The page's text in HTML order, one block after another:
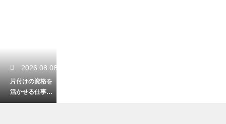
2026.08.08
片付けの資格を
活かせる仕事と
は？未経験から